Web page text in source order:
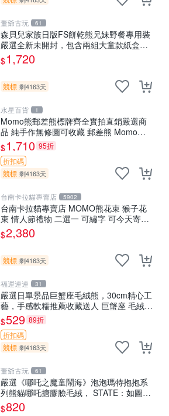
董爺古玩 61
森貝兒家族日版FS餅乾熊兄妹野餐專用裝
嚴選全新未開封，包含兩組大童款紙盒
裝，適合收藏與分享。 餅乾熊兄妹、野
餐、收藏
$1,720
競標 剩4163天
水星百貨 1
Momo熊郵差熊標牌齊全實拍直銷嚴選商
品 純手作無修圖可收藏 郵差熊 Momo熊
標牌 商品
$1,710 95折
折扣碼
競標 剩4163天
台南卡拉貓專賣店 5902
台南卡拉貓專賣店 MOMO熊花束 猴子花
束 情人節禮物 二選一 可繡字 可今天寄明
天到
$2,380
競標 剩4163天
福運連連 31
嚴選日單景品巨蟹座毛絨熊，30cm精心工
藝，手感軟糯推薦收藏送人 巨蟹座 毛絨玩
具 精緻做工
$529 89折
折扣碼
競標 剩4163天
董爺古玩 61
嚴選《哪吒之魔童鬧海》泡泡瑪特抱抱系
列熊貓哪吒搪膠臉毛絨， STATE：如圖顯
示 哪吒 毛絨公仔 泡泡瑪特
$820